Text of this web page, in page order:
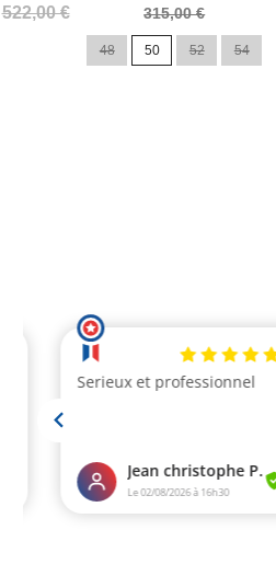
522,00 €
Prix
315,00 €
Prix
48 50 52 54